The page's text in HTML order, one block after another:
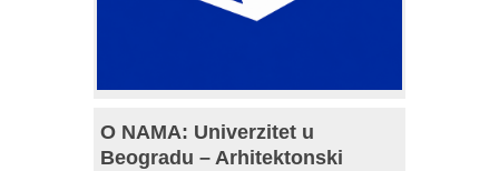
O NAMA: Univerzitet u
Beogradu – Arhitektonski